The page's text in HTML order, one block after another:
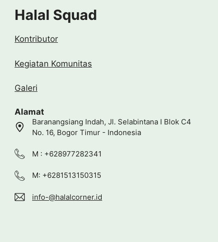
Halal Squad
Kontributor
Kegiatan Komunitas
Galeri
Alamat
Baranangsiang Indah, Jl. Selabintana I Blok C4
No. 16, Bogor Timur - Indonesia
M : +628977282341
M: +6281513150315
info-@halalcorner.id